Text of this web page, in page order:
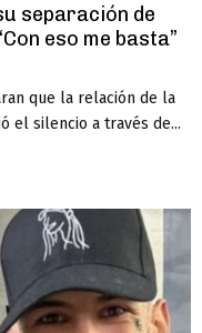
separación de
eso me basta”
que la relación de la
el silencio a través de...